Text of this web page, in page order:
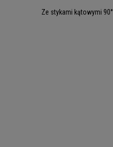
Ze stykami kątowymi 90°